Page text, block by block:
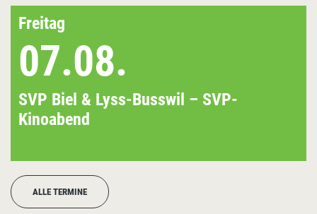
Freitag
07.08.
SVP Biel & Lyss-Busswil – SVP-
Kinoabend
ALLE TERMINE